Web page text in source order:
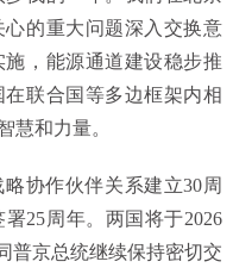
的重大问题深入交换意
，能源通道建设稳步推
联合国等多边框架内相
慧和力量。
协作伙伴关系建立30周
25周年。两国将于2026
普京总统继续保持密切交